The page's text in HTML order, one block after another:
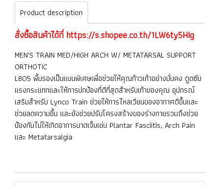
Product description
สั่งซื้อสินค้าได้ที่ https://s.shopee.co.th/1LW6ty5HIg
MEN'S TRAIN MED/HIGH ARCH W/ METATARSAL SUPPORT
ORTHOTIC
L805 พื้นรองเป็นแบบพิเศษเพื่อช่วยให้คุณก้าวเท้าอย่างมั่นคง ดูดซับ
แรงกระแทกและให้การปกป้องที่ดีที่สุดสำหรับเท้าของคุณ อุปกรณ์
เสริมสำหรับ Lynco Train ช่วยให้การไหลเวียนของอากาศดีขึ้นและ
ช่วยลดความชื้น และยังช่วยปรับโครงสร้างของร่างกายรวมถึงช่วย
ป้องกันไม่ให้เกิดอาการบาดเจ็บเช่น Plantar Fasciitis, Arch Pain
และ Metatarsalgia